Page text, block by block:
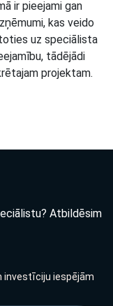
ir pieejami gan
kas veido
uz speciālista
tādējādi
projektam.
Atbildēsim
investīciju iespējām